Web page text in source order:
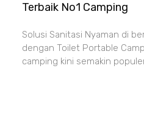
Terbaik No1 Camping
Solusi Sanitasi Nyaman di
dengan Toilet Portable
camping kini semakin